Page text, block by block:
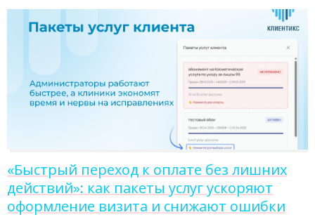
«Быстрый переход к оплате без лишних
действий»: как пакеты услуг ускоряют
оформление визита и снижают ошибки